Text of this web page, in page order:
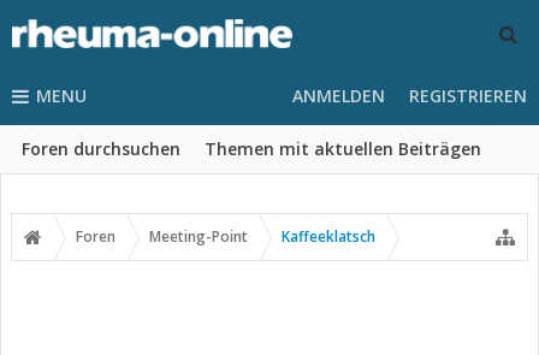
MENU
Foren durchsuchen Themen mit aktuellen Beiträgen
ANMELDEN REGISTRIEREN
Foren Meeting-Point Kaffeeklatsch